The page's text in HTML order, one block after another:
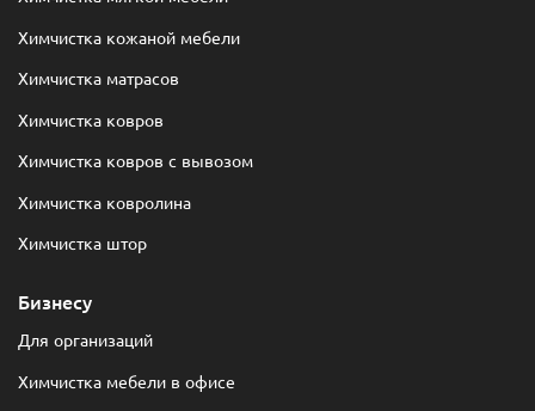
Химчистка кожаной мебели
Химчистка матрасов
Химчистка ковров
Химчистка ковров с вывозом
Химчистка ковролина
Химчистка штор
Бизнесу
Для организаций
Химчистка мебели в офисе